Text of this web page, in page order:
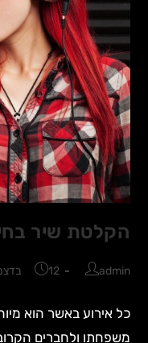
הקלטת שיר
admin 12 בדצמבר 2018
כל אירוע באשר הוא
משפחתו ולחברים